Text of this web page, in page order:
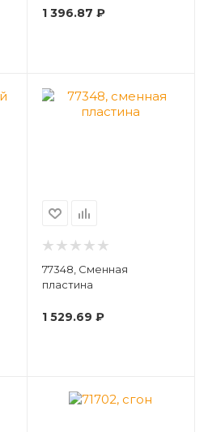
1 396.87 ₽
77348, Сменная
пластина
1 529.69 ₽